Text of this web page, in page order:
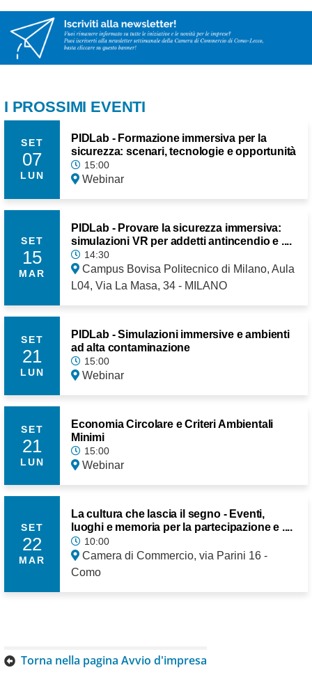
I PROSSIMI EVENTI
SET
07
LUN
PIDLab - Formazione immersiva per la
sicurezza: scenari, tecnologie e opportunità
15:00
Webinar
SET
15
MAR
PIDLab - Provare la sicurezza immersiva:
simulazioni VR per addetti antincendio e ....
14:30
Campus Bovisa Politecnico di Milano, Aula
L04, Via La Masa, 34 - MILANO
SET
21
LUN
PIDLab - Simulazioni immersive e ambienti
ad alta contaminazione
15:00
Webinar
SET
21
LUN
Economia Circolare e Criteri Ambientali
Minimi
15:00
Webinar
SET
22
MAR
La cultura che lascia il segno - Eventi,
luoghi e memoria per la partecipazione e ....
10:00
Camera di Commercio, via Parini 16 -
Como
Torna nella pagina Avvio d'impresa